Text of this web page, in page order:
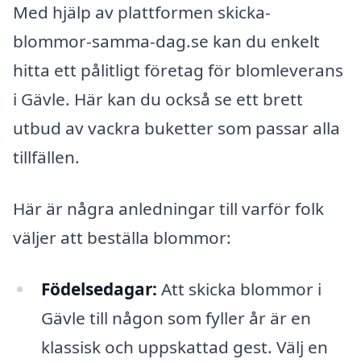
Med hjälp av plattformen skicka-
blommor-samma-dag.se kan du enkelt
hitta ett pålitligt företag för blomleverans
i Gävle. Här kan du också se ett brett
utbud av vackra buketter som passar alla
tillfällen.
Här är några anledningar till varför folk
väljer att beställa blommor:
Födelsedagar: Att skicka blommor i
Gävle till någon som fyller år är en
klassisk och uppskattad gest. Välj en